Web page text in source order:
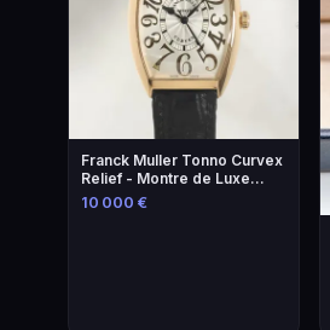
Franck Muller Tonno Curvex
Relief - Montre de Luxe
Unique
10 000 €